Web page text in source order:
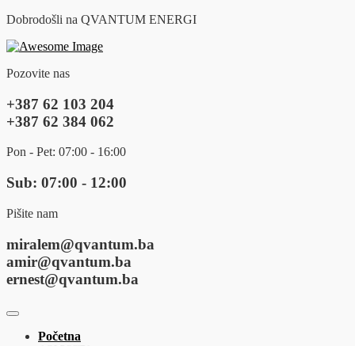
Dobrodošli na QVANTUM ENERGI
Pozovite nas
+387 62 103 204
+387 62 384 062
Pon - Pet: 07:00 - 16:00
Sub: 07:00 - 12:00
Pišite nam
miralem@qvantum.ba
amir@qvantum.ba
ernest@qvantum.ba
Početna